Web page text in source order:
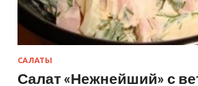
САЛАТЫ
Салат «Нежнейший» с